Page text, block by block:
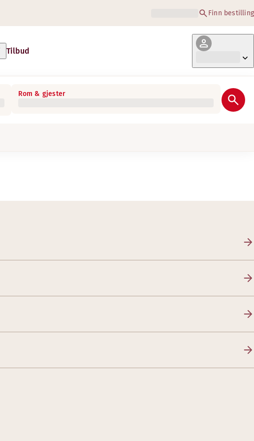
Finn bestilling
Tilbud
Rom & gjester